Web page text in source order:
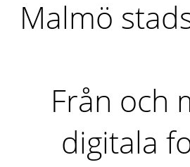
Malmö
Från och
digitala